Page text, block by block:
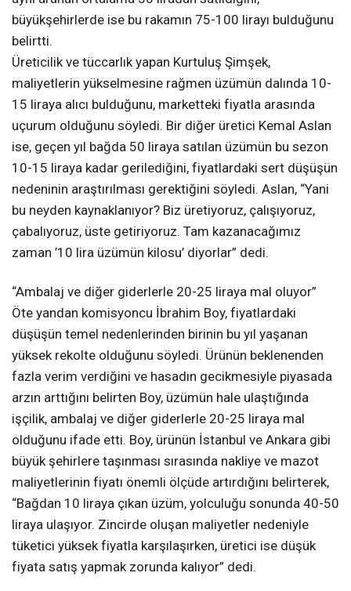
büyükşehirlerde ise bu rakamın 75-100 lirayı bulduğunu
belirtti.
Üreticilik ve tüccarlık yapan Kurtuluş Şimşek,
maliyetlerin yükselmesine rağmen üzümün dalında 10-
15 liraya alıcı bulduğunu, marketteki fiyatla arasında
uçurum olduğunu söyledi. Bir diğer üretici Kemal Aslan
ise, geçen yıl bağda 50 liraya satılan üzümün bu sezon
10-15 liraya kadar gerilediğini, fiyatlardaki sert düşüşün
nedeninin araştırılması gerektiğini söyledi. Aslan, “Yani
bu neyden kaynaklanıyor? Biz üretiyoruz, çalışıyoruz,
çabalıyoruz, üste getiriyoruz. Tam kazanacağımız
zaman ’10 lira üzümün kilosu’ diyorlar” dedi.
“Ambalaj ve diğer giderlerle 20-25 liraya mal oluyor”
Öte yandan komisyoncu İbrahim Boy, fiyatlardaki
düşüşün temel nedenlerinden birinin bu yıl yaşanan
yüksek rekolte olduğunu söyledi. Ürünün beklenenden
fazla verim verdiğini ve hasadın gecikmesiyle piyasada
arzın arttığını belirten Boy, üzümün hale ulaştığında
işçilik, ambalaj ve diğer giderlerle 20-25 liraya mal
olduğunu ifade etti. Boy, ürünün İstanbul ve Ankara gibi
büyük şehirlere taşınması sırasında nakliye ve mazot
maliyetlerinin fiyatı önemli ölçüde artırdığını belirterek,
“Bağdan 10 liraya çıkan üzüm, yolculuğu sonunda 40-50
liraya ulaşıyor. Zincirde oluşan maliyetler nedeniyle
tüketici yüksek fiyatla karşılaşırken, üretici ise düşük
fiyata satış yapmak zorunda kalıyor” dedi.